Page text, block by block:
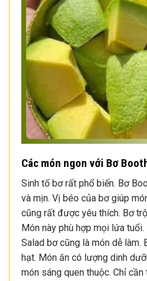
Các món ngon với Bơ
Sinh tố bơ rất phổ biến. Bơ
và mịn. Vị béo của bơ giúp
cũng rất được yêu thích. Bơ
Món này phù hợp mọi lứa tuổi.
Salad bơ cũng là món dễ làm.
hạt. Món ăn có lượng dinh
món sáng quen thuộc. Chỉ cần